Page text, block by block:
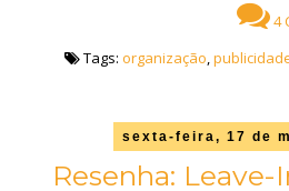
4
Tags: organização
sexta-feira, 17 de
Resenha: Leave-